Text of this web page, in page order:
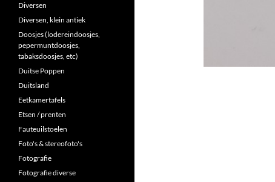
Diversen
Diversen, klein antiek
Doosjes (lodereindoosjes,
pepermuntdoosjes,
tabaksdoosjes, etc)
Duitse Poppen
Duitsland
Eetkamertafels
Etsen / prenten
Fauteuilstoelen
Foto's & stereofoto's
Fotografie
Fotografie diverse